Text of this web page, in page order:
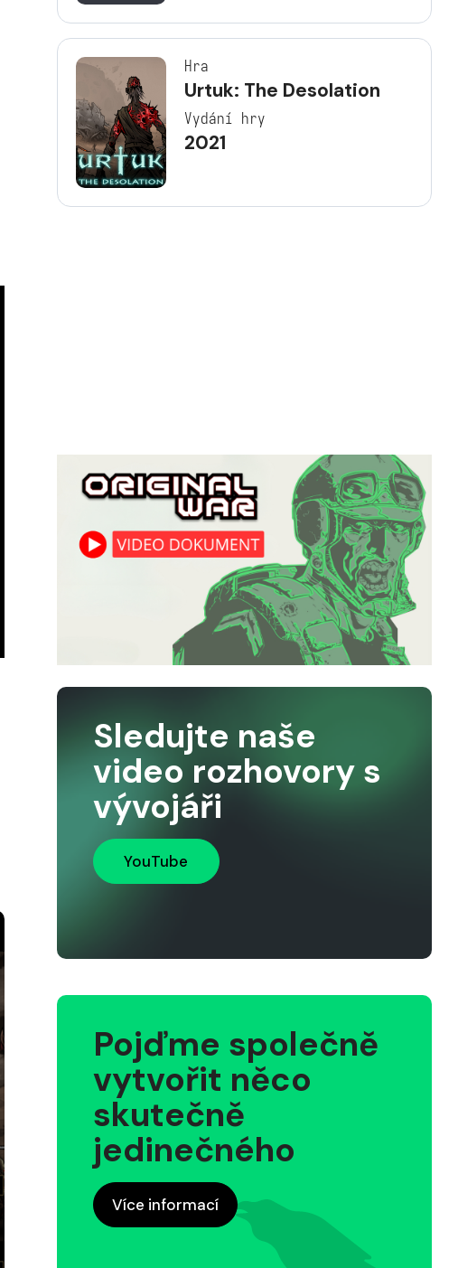
Hra
Urtuk: The Desolation
Vydání hry
2021
Sledujte naše
video rozhovory s
vývojáři
YouTube
Pojďme společně
vytvořit něco
skutečně
jedinečného
Více informací